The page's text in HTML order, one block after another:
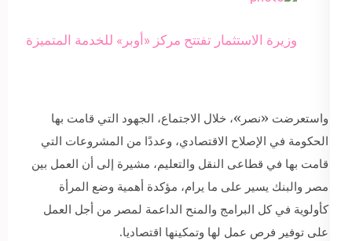
وزيرة الاستثمار تفتتح مركز «أوبر» للخدمة المتميزة
واستعرضت «نصر»، خلال الاجتماع، الجهود التي قامت بها
الحكومة في الإصلاح الاقتصادي، وعددًا من المشروعات التي
قامت بها في قطاعى النقل والتعليم، مشيرة إلى أن العمل بين
مصر والبنك يسير على ما يرام، مؤكدة أهمية وضع المرأة
كأولوية في كل البرامج والمنح الداعمة لمصر من أجل العمل
على توفير فرص عمل لها وتمكينها اقتصاديا.